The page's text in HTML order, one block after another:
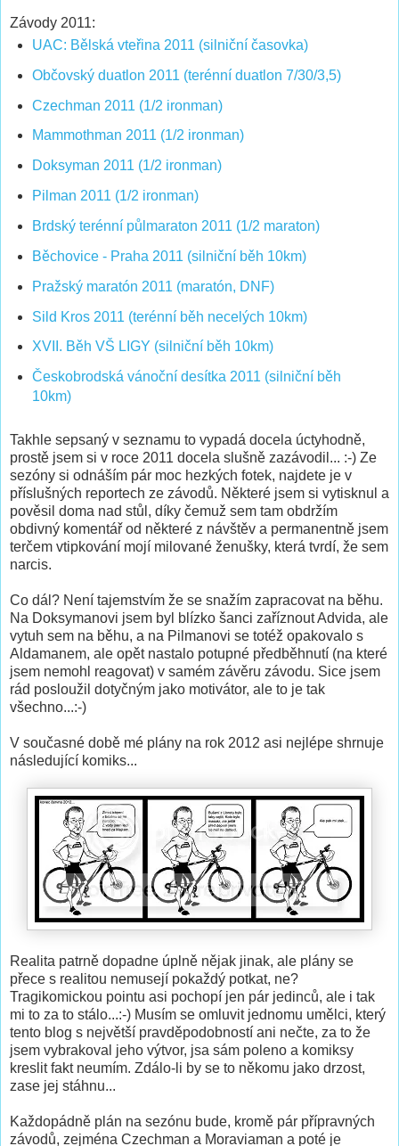
Závody 2011:
UAC: Bělská vteřina 2011 (silniční časovka)
Občovský duatlon 2011 (terénní duatlon 7/30/3,5)
Czechman 2011 (1/2 ironman)
Mammothman 2011 (1/2 ironman)
Doksyman 2011 (1/2 ironman)
Pilman 2011 (1/2 ironman)
Brdský terénní půlmaraton 2011 (1/2 maraton)
Běchovice - Praha 2011 (silniční běh 10km)
Pražský maratón 2011 (maratón, DNF)
Sild Kros 2011 (terénní běh necelých 10km)
XVII. Běh VŠ LIGY (silniční běh 10km)
Českobrodská vánoční desítka 2011 (silniční běh
10km)
Takhle sepsaný v seznamu to vypadá docela úctyhodně,
prostě jsem si v roce 2011 docela slušně zazávodil... :-) Ze
sezóny si odnáším pár moc hezkých fotek, najdete je v
příslušných reportech ze závodů. Některé jsem si vytisknul a
pověsil doma nad stůl, díky čemuž sem tam obdržím
obdivný komentář od některé z návštěv a permanentně jsem
terčem vtipkování mojí milované ženušky, která tvrdí, že sem
narcis.
Co dál? Není tajemstvím že se snažím zapracovat na běhu.
Na Doksymanovi jsem byl blízko šanci zaříznout Advida, ale
vytuh sem na běhu, a na Pilmanovi se totéž opakovalo s
Aldamanem, ale opět nastalo potupné předběhnutí (na které
jsem nemohl reagovat) v samém závěru závodu. Sice jsem
rád posloužil dotyčným jako motivátor, ale to je tak
všechno...:-)
V současné době mé plány na rok 2012 asi nejlépe shrnuje
následující komiks...
Realita patrně dopadne úplně nějak jinak, ale plány se
přece s realitou nemusejí pokaždý potkat, ne?
Tragikomickou pointu asi pochopí jen pár jedinců, ale i tak
mi to za to stálo...:-) Musím se omluvit jednomu umělci, který
tento blog s největší pravděpodobností ani nečte, za to že
jsem vybrakoval jeho výtvor, jsa sám poleno a komiksy
kreslit fakt neumím. Zdálo-li by se to někomu jako drzost,
zase jej stáhnu...
Každopádně plán na sezónu bude, kromě pár přípravných
závodů, zejména Czechman a Moraviaman a poté je